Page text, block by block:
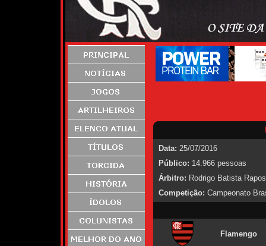
Data: 25/07/2016
Público: 14.966 pessoas
Árbitro: Rodrigo Batista
Competição: Campeonato
Flamengo